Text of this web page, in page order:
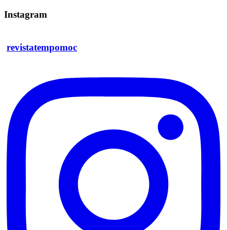
Instagram
revistatempomoc